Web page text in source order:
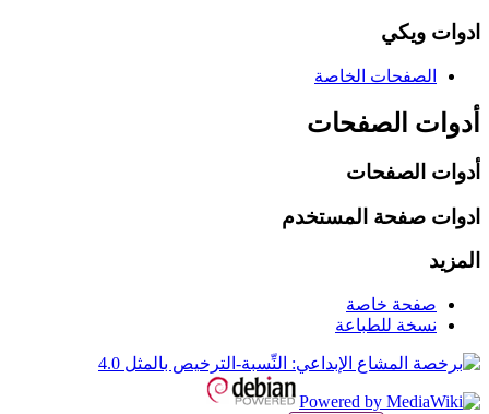
ادوات ويكي
الصفحات الخاصة
أدوات الصفحات
أدوات الصفحات
ادوات صفحة المستخدم
المزيد
صفحة خاصة
نسخة للطباعة